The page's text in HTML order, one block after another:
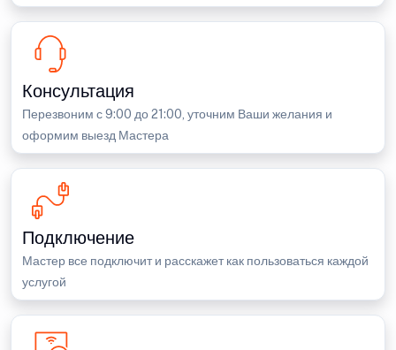
Консультация
Перезвоним с 9:00 до 21:00, уточним Ваши желания и
оформим выезд Мастера
Подключение
Мастер все подключит и расскажет как пользоваться каждой
услугой